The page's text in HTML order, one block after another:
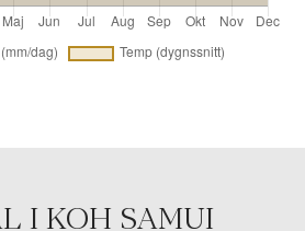
I KOH SAMUI